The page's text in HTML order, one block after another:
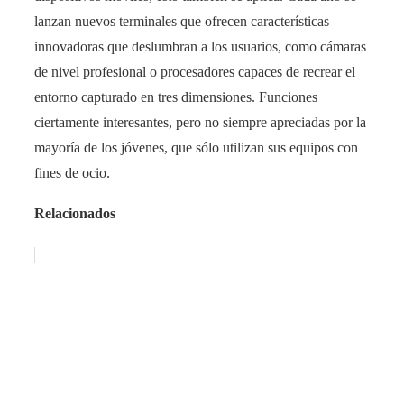
lanzan nuevos terminales que ofrecen características
innovadoras que deslumbran a los usuarios, como cámaras
de nivel profesional o procesadores capaces de recrear el
entorno capturado en tres dimensiones. Funciones
ciertamente interesantes, pero no siempre apreciadas por la
mayoría de los jóvenes, que sólo utilizan sus equipos con
fines de ocio.
Relacionados